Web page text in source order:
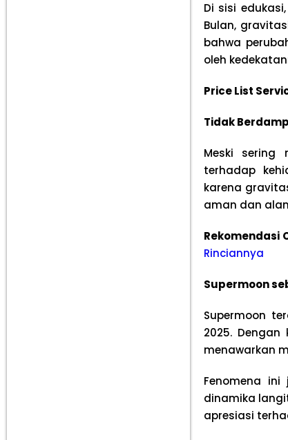
Di sisi
Bulan,
bahwa
oleh
Price List
Tidak
Meski sering
terhadap
karena
aman dan
Rekomendasi
Rinciannya
Supermoon
Supermoon
2025.
menawarkan
Fenomena
dinamika
apresiasi